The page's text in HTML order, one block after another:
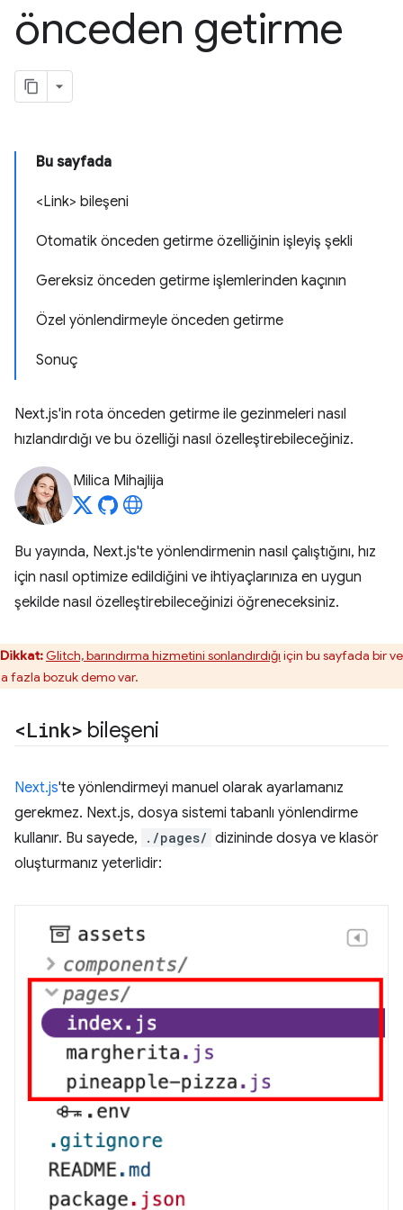
önceden getirme
Bu sayfada
<Link> bileşeni
Otomatik önceden getirme özelliğinin işleyiş şekli
Gereksiz önceden getirme işlemlerinden kaçının
Özel yönlendirmeyle önceden getirme
Sonuç
Next.js'in rota önceden getirme ile gezinmeleri nasıl
hızlandırdığı ve bu özelliği nasıl özelleştirebileceğiniz.
Milica Mihajlija
Bu yayında, Next.js'te yönlendirmenin nasıl çalıştığını, hız
için nasıl optimize edildiğini ve ihtiyaçlarınıza en uygun
şekilde nasıl özelleştirebileceğinizi öğreneceksiniz.
Dikkat:Glitch, barındırma hizmetini sonlandırdığı için bu sayfada bir
fazla bozuk demo var.
<Link> bileşeni
Next.js'te yönlendirmeyi manuel olarak ayarlamanız
gerekmez. Next.js, dosya sistemi tabanlı yönlendirme
kullanır. Bu sayede,
./pages/ dizininde dosya ve klasör
oluşturmanız yeterlidir: